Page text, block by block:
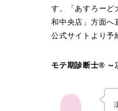
す。「あすろーど
和中央店」方面へ
公式サイトより予
モテ期診断士® ～